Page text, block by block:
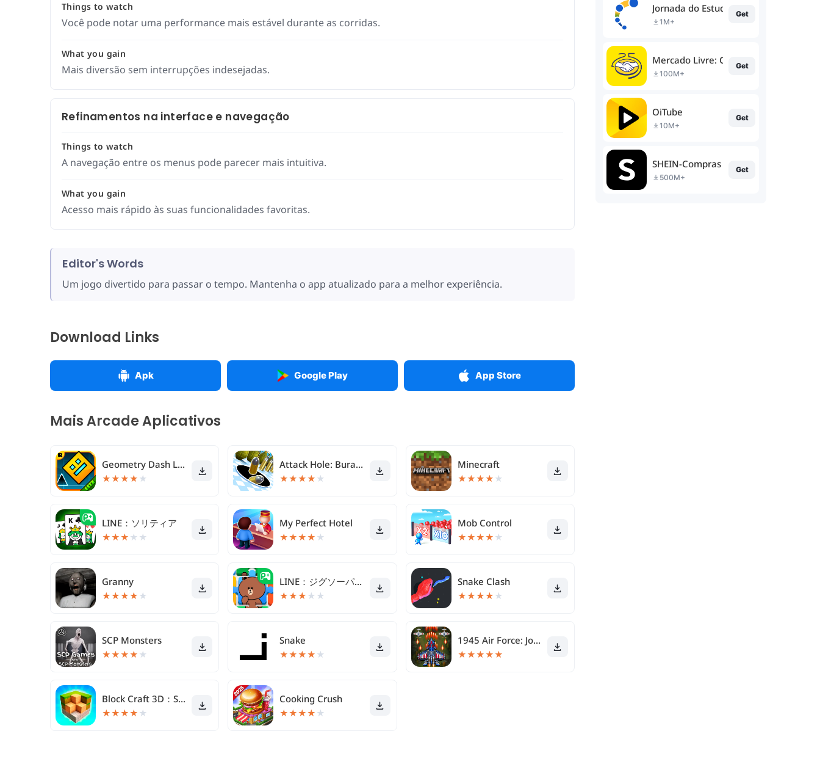
Things to watch
Você pode notar uma performance mais estável durante as corridas.
What you gain
Mais diversão sem interrupções indesejadas.
Refinamentos na interface e navegação
Things to watch
A navegação entre os menus pode parecer mais intuitiva.
What you gain
Acesso mais rápido às suas funcionalidades favoritas.
Editor's Words
Um jogo divertido para passar o tempo. Mantenha o app atualizado para a melhor experiência.
Download Links
Apk Google Play App Store
Mais Arcade Aplicativos
Geometry Dash Lite
★★★★ ★
Attack Hole: Buraco Negro Jogo
★★★★ ★
Minecraft
★★★★ ★
LINE：ソリティア
★★★ ★ ★
My Perfect Hotel
★★★★ ★
Mob Control
★★★★ ★
Granny
★★★★ ★
LINE：ジグソーパズル
★★★ ★ ★
Snake Clash
★★★★ ★
SCP Monsters
★★★★ ★
Snake
★★★★ ★
1945 Air Force: Jogos de Tiro
★★★★★
Block Craft 3D：Simulador
★★★★ ★
Cooking Crush
★★★★ ★
Jornada do Estudante
1M+
Get
Mercado Livre: Compras online
100M+
Get
OiTube
10M+
Get
SHEIN-Compras Online
500M+
Get